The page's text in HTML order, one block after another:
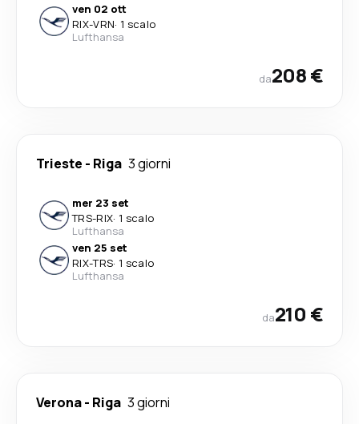
ven 02 ott
RIX-VRN· 1 scalo
Lufthansa
da208 €
Trieste - Riga 3 giorni
mer 23 set
TRS-RIX· 1 scalo
Lufthansa
ven 25 set
RIX-TRS· 1 scalo
Lufthansa
da210 €
Verona- Riga 3 giorni